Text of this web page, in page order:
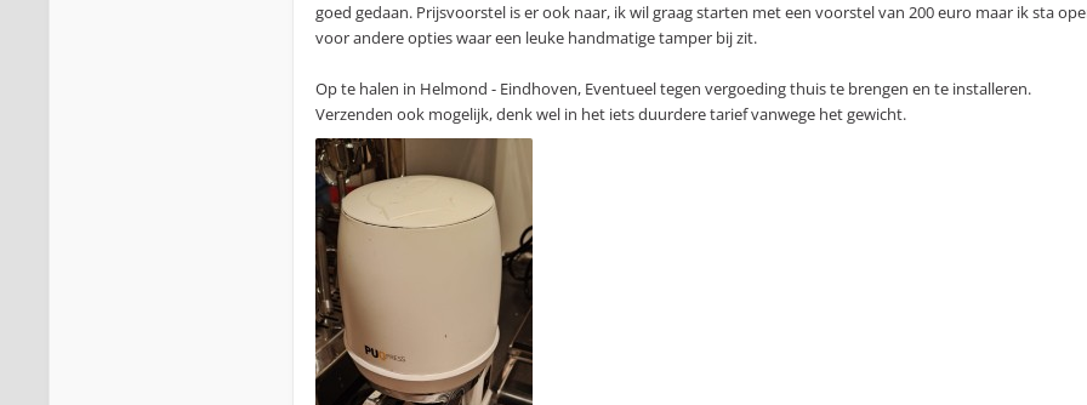
goed gedaan. Prijsvoorstel is er ook naar, ik wil graag starten met een voorstel van 200 euro maar ik sta
voor andere opties waar een leuke handmatige tamper bij zit.
Op te halen in Helmond - Eindhoven, Eventueel tegen vergoeding thuis te brengen en te installeren.
Verzenden ook mogelijk, denk wel in het iets duurdere tarief vanwege het gewicht.